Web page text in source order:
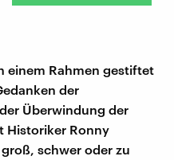
einem Rahmen gestiftet
der
Überwindung der
Historiker Ronny
schwer oder zu